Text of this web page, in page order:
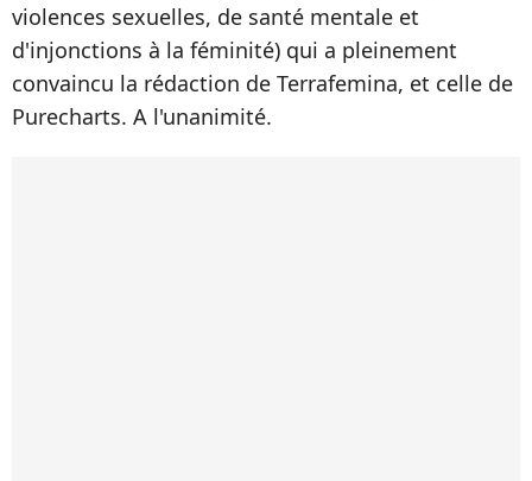
violences sexuelles, de santé mentale et
d'injonctions à la féminité) qui a pleinement
convaincu la rédaction de Terrafemina, et celle de
Purecharts. A l'unanimité.